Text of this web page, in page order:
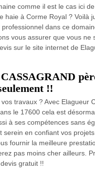
comme il est le cas ici
haie à Corme Royal ? Voilà
dans ce
vous assurer que vous ne
sur le site internet de
!!
travaux ? Avec Elagueur
le 17600 cela est
à ses compétences sans
en confiant vos
fournir la meilleure
pas moins cher ailleurs.
gratuit !!